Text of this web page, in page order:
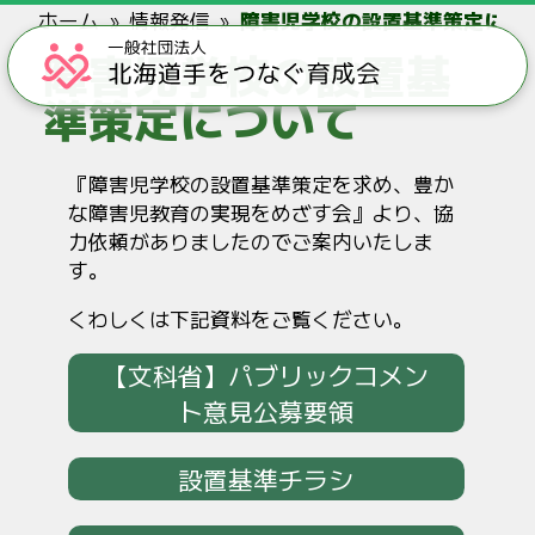
ホーム 情報発信 障害児学校の設置基準策定につ
障害児学校の設置基
準策定について
『障害児学校の設置基準策定を求め、豊か
な障害児教育の実現をめざす会』より、協
力依頼がありましたのでご案内いたしま
す。
くわしくは下記資料をご覧ください。
【文科省】パブリックコメン
ト意見公募要領
設置基準チラシ